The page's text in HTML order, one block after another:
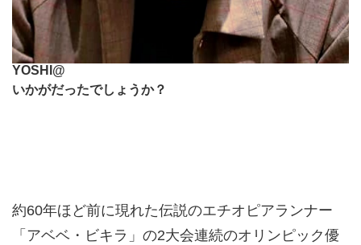
YOSHI@
いかがだったでしょうか？
約60年ほど前に現れた伝説のエチオピアランナー
「アベベ・ビキラ」の2大会連続のオリンピック優